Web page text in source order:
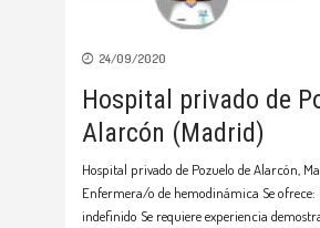
24/09/2020
Hospital privado de
Alarcón (Madrid)
Hospital privado de Pozuelo de Alarcón,
Enfermera/o de hemodinámica Se ofrece:
indefinido Se requiere experiencia